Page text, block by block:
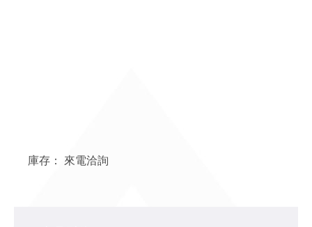
庫存： 來電洽詢